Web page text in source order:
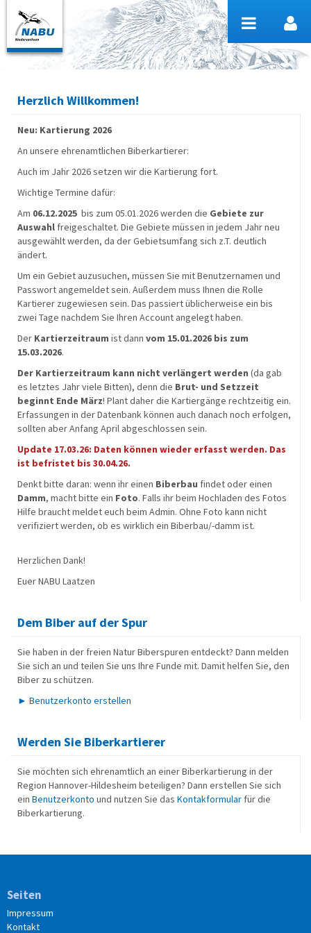
Herzlich Willkommen!
Neu: Kartierung 2026
An unsere ehrenamtlichen Biberkartierer:
Auch im Jahr 2026 setzen wir die Kartierung fort.
Wichtige Termine dafür:
Am 06.12.2025 bis zum 05.01.2026 werden die Gebiete zur
Auswahl freigeschaltet. Die Gebiete müssen in jedem Jahr neu
ausgewählt werden, da der Gebietsumfang sich z.T. deutlich
ändert.
Um ein Gebiet auzusuchen, müssen Sie mit Benutzernamen und
Passwort angemeldet sein. Außerdem muss Ihnen die Rolle
Kartierer zugewiesen sein. Das passiert üblicherweise ein bis
zwei Tage nachdem Sie Ihren Account angelegt haben.
Der Kartierzeitraum ist dann vom 15.01.2026 bis zum
15.03.2026.
Der Kartierzeitraum kann nicht verlängert werden (da gab
es letztes Jahr viele Bitten), denn die Brut- und Setzzeit
beginnt Ende März! Plant daher die Kartiergänge rechtzeitig ein.
Erfassungen in der Datenbank können auch danach noch erfolgen,
sollten aber Anfang April abgeschlossen sein.
Update 17.03.26: Daten können wieder erfasst werden. Das
ist befristet bis 30.04.26.
Denkt bitte daran: wenn ihr einen Biberbau findet oder einen
Damm, macht bitte ein Foto. Falls ihr beim Hochladen des Fotos
Hilfe braucht meldet euch beim Admin. Ohne Foto kann nicht
verifiziert werden, ob es wirklich ein Biberbau/-damm ist.
Herzlichen Dank!
Euer NABU Laatzen
Dem Biber auf der Spur
Sie haben in der freien Natur Biberspuren entdeckt? Dann melden
Sie sich an und teilen Sie uns Ihre Funde mit. Damit helfen Sie, den
Biber zu schützen.
► Benutzerkonto erstellen
Werden Sie Biberkartierer
Sie möchten sich ehrenamtlich an einer Biberkartierung in der
Region Hannover-Hildesheim beteiligen? Dann erstellen Sie sich
ein Benutzerkonto und nutzen Sie das Kontakformular für die
Biberkartierung.
Seiten
Impressum
Kontakt